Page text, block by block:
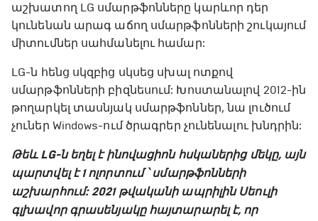
աշխատող LG սմարթֆոնները կարևոր դեր
կունենան արագ աճող սմարթֆոնների շուկայում
միտումներ սահմանելու համար:
LG-ն հենց սկզբից սկսեց սխալ ոտքով
սմարթֆոնների բիզնեսում: Խոստանալով 2012-ին
թողարկել տասնյակ սմարթֆոններ, նա լուծում
չուներ Windows-ում ծրագրեր չունենալու խնդրին:
Թեև LG-ն եղել է ինովացիոն հսկաներից մեկը, այն
պարտվել է 1 ոլորտում ՝ սմարթֆոնների
աշխարհում: 2021 թվականի ապրիլին Սեուլի
գլխավոր գրասենյակը հայտարարել է, որ